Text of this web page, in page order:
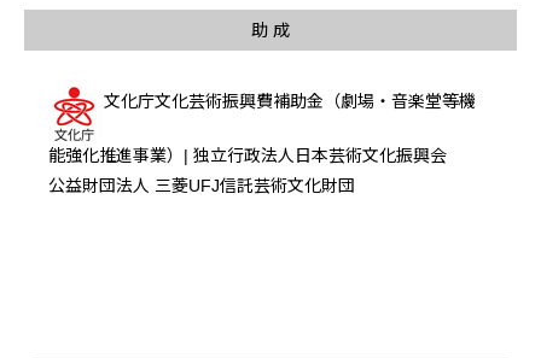
助 成
文化庁文化芸術振興費補助金（劇場・音楽堂等機
能強化推進事業）| 独立行政法人日本芸術文化振興会
公益財団法人 三菱UFJ信託芸術文化財団